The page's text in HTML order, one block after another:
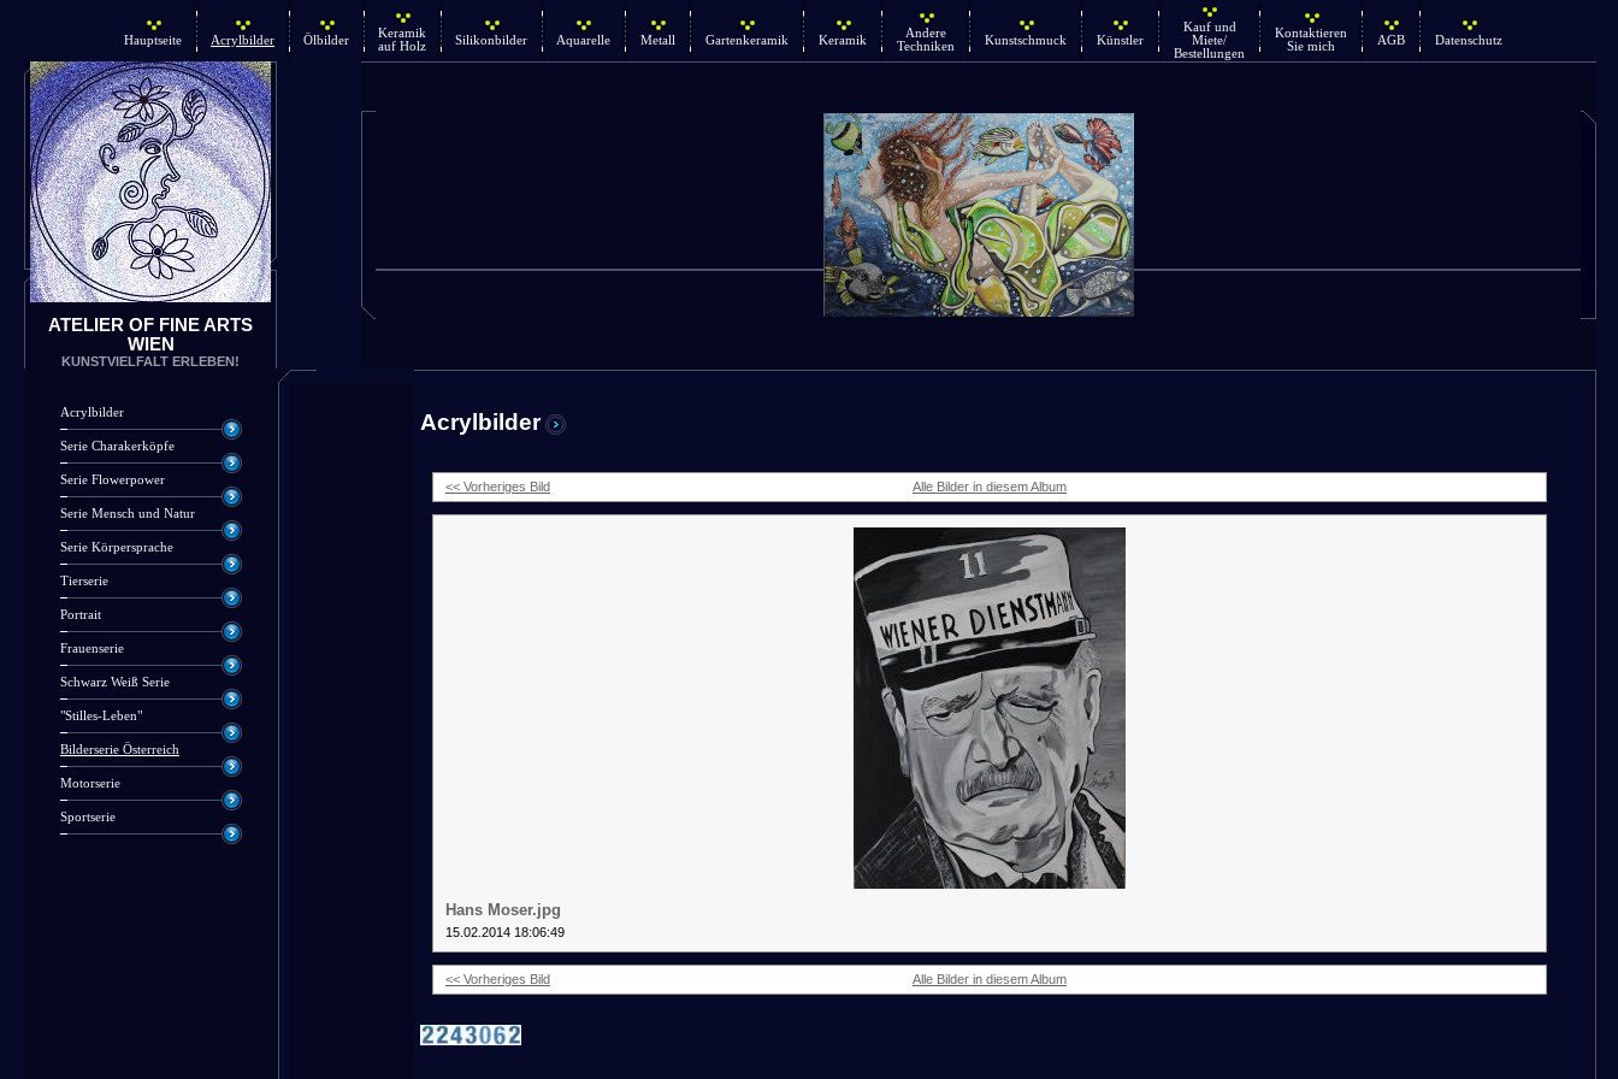
Hauptseite Acrylbilder Ölbilder
Keramik
auf Holz
Silikonbilder Aquarelle Metall Gartenkeramik Keramik
Andere
Techniken
Kunstschmuck Künstler
Kauf und
Miete/
Bestellungen
Kontaktieren
Sie mich
AGB Datenschutz
ATELIER OF FINE ARTS
WIEN
KUNSTVIELFALT ERLEBEN!
Acrylbilder
Serie Charakerköpfe
Serie Flowerpower
Serie Mensch und Natur
Serie Körpersprache
Tierserie
Portrait
Frauenserie
Schwarz Weiß Serie
"Stilles-Leben"
Bilderserie Österreich
Motorserie
Sportserie
Acrylbilder
<< Vorheriges Bild Alle Bilder in diesem Album
Hans Moser.jpg
15.02.2014 18:06:49
<< Vorheriges Bild Alle Bilder in diesem Album